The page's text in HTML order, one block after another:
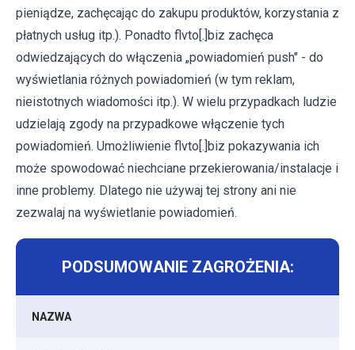
pieniądze, zachęcając do zakupu produktów, korzystania z
płatnych usług itp.). Ponadto flvto[.]biz zachęca
odwiedzających do włączenia „powiadomień push" - do
wyświetlania różnych powiadomień (w tym reklam,
nieistotnych wiadomości itp.). W wielu przypadkach ludzie
udzielają zgody na przypadkowe włączenie tych
powiadomień. Umożliwienie flvto[.]biz pokazywania ich
może spowodować niechciane przekierowania/instalacje i
inne problemy. Dlatego nie używaj tej strony ani nie
zezwalaj na wyświetlanie powiadomień.
PODSUMOWANIE ZAGROŻENIA:
NAZWA